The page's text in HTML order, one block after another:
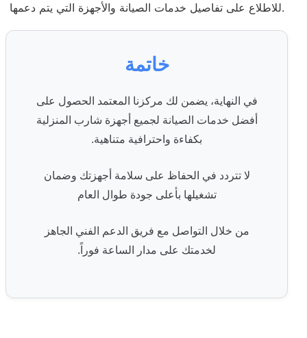
للاطلاع على تفاصيل خدمات الصيانة والأجهزة التي يتم دعمها.
خاتمة
في النهاية، يضمن لك مركزنا المعتمد الحصول على
أفضل خدمات الصيانة لجميع أجهزة شارب المنزلية
بكفاءة واحترافية متناهية.
لا تتردد في الحفاظ على سلامة أجهزتك وضمان
تشغيلها بأعلى جودة طوال العام
من خلال التواصل مع فريق الدعم الفني الجاهز
لخدمتك على مدار الساعة فوراً.